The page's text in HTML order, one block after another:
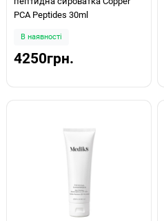
PCA Peptides 30ml
В наявності
4250грн.